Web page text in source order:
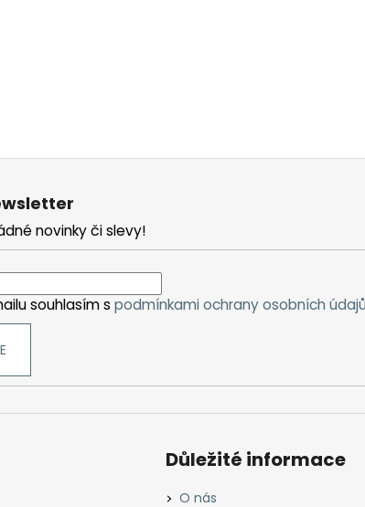
novinky či slevy!
souhlasím s podmínkami ochrany osobních údajů
Důležité informace
O nás